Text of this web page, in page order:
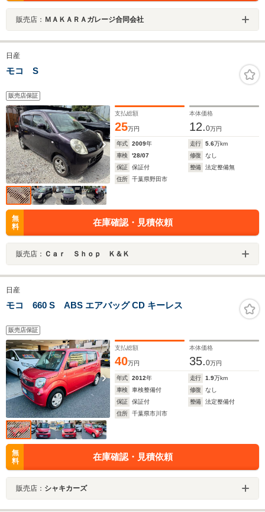
販売店： ＭＡＫＡＲＡガレージ合同会社
日産
モコ S
販売店保証
支払総額
25万円
本体価格
12.0万円
年式 2009年 走行 5.6万km
車検
'28/07 修復
なし
保証
保証付 整備
法定整備無
住所
千葉県野田市
無
料
在庫確認・見積依頼
販売店： Ｃａｒ Ｓｈｏｐ Ｋ＆Ｋ
日産
モコ 660 S ABS エアバッグ CD キーレス
販売店保証
支払総額
40万円
本体価格
35.0万円
年式 2012年 走行 1.9万km
車検
車検整備付 修復
なし
保証
保証付 整備
法定整備付
住所
千葉県市川市
無
料
在庫確認・見積依頼
販売店： シャキカーズ